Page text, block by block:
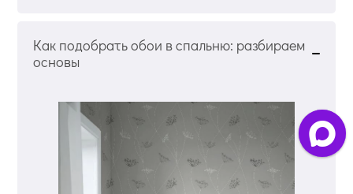
Как подобрать обои в спальню: разбираем
основы